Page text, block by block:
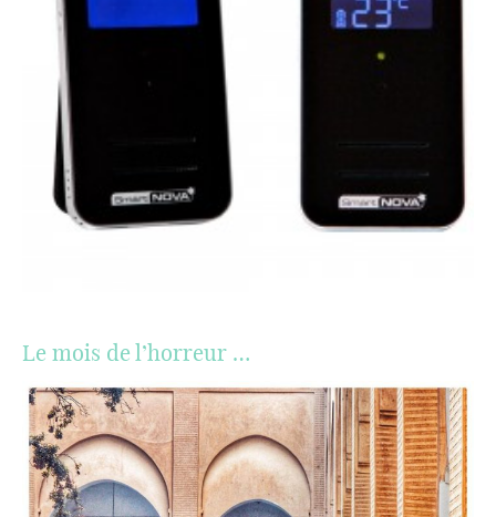
Le mois de l’horreur …